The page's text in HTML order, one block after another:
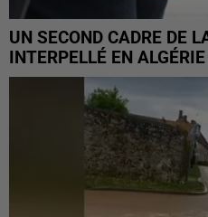
UN SECOND CADRE DE
INTERPELLÉ EN ALGÉRIE